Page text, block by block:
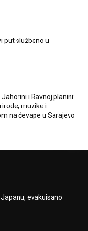
put službeno u
Jahorini i Ravnoj planini:
muzike i
na ćevape u Sarajevo
evakuisano